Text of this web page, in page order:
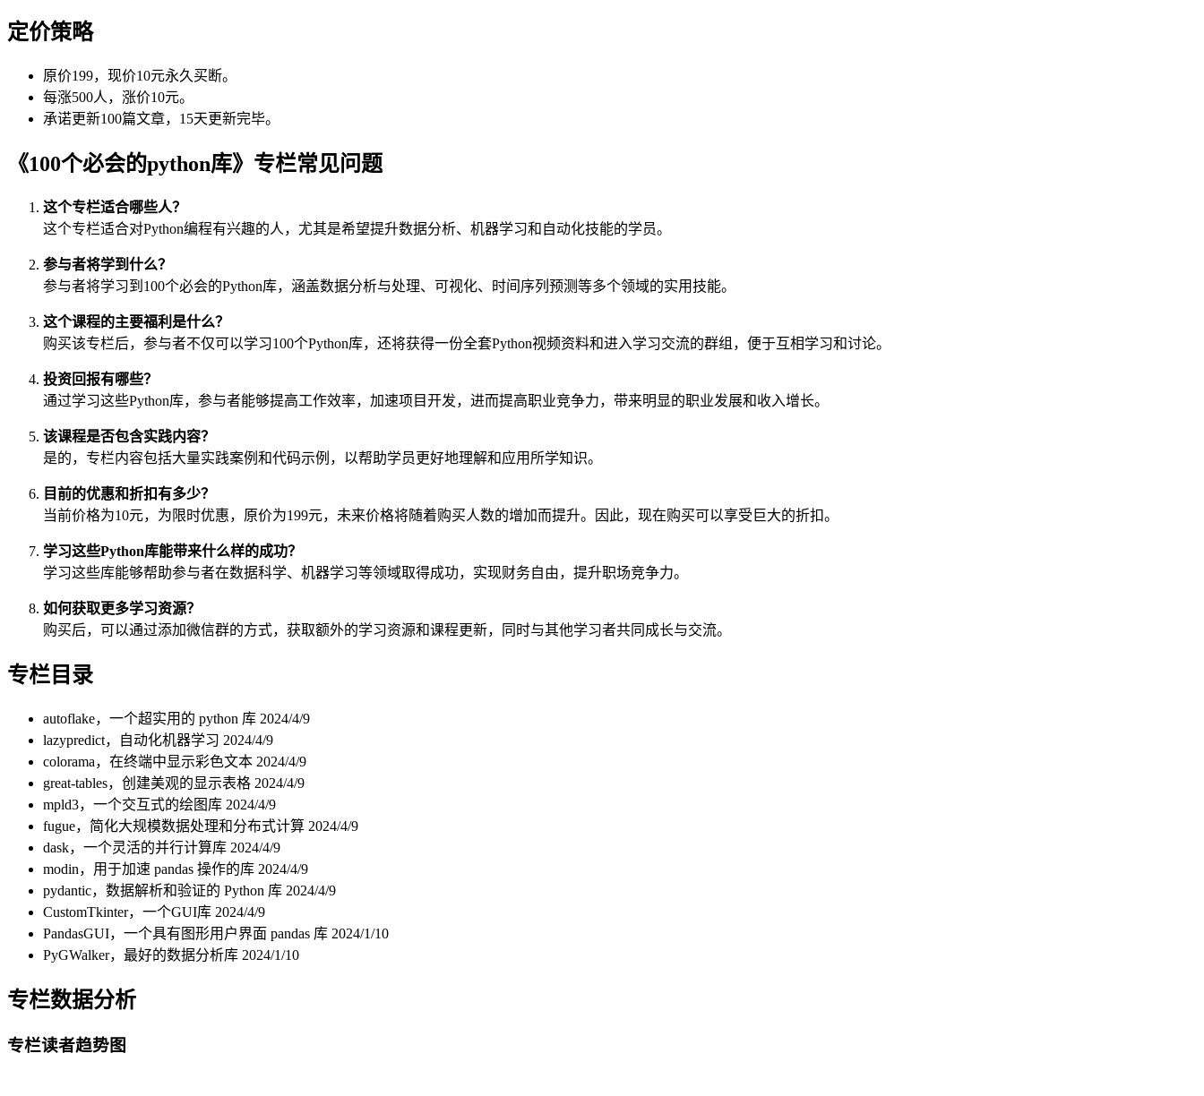
定价策略
原价199，现价10元永久买断。
每涨500人，涨价10元。
承诺更新100篇文章，15天更新完毕。
《100个必会的python库》专栏常见问题
这个专栏适合哪些人？
这个专栏适合对Python编程有兴趣的人，尤其是希望提升数据分析、机器学习和自动化技能的学员。
参与者将学到什么？
参与者将学习到100个必会的Python库，涵盖数据分析与处理、可视化、时间序列预测等多个领域的实用技能。
这个课程的主要福利是什么？
购买该专栏后，参与者不仅可以学习100个Python库，还将获得一份全套Python视频资料和进入学习交流的群组，便于互相学习和讨论。
投资回报有哪些？
通过学习这些Python库，参与者能够提高工作效率，加速项目开发，进而提高职业竞争力，带来明显的职业发展和收入增长。
该课程是否包含实践内容？
是的，专栏内容包括大量实践案例和代码示例，以帮助学员更好地理解和应用所学知识。
目前的优惠和折扣有多少？
当前价格为10元，为限时优惠，原价为199元，未来价格将随着购买人数的增加而提升。因此，现在购买可以享受巨大的折扣。
学习这些Python库能带来什么样的成功？
学习这些库能够帮助参与者在数据科学、机器学习等领域取得成功，实现财务自由，提升职场竞争力。
如何获取更多学习资源？
购买后，可以通过添加微信群的方式，获取额外的学习资源和课程更新，同时与其他学习者共同成长与交流。
专栏目录
autoflake，一个超实用的 python 库 2024/4/9
lazypredict，自动化机器学习 2024/4/9
colorama，在终端中显示彩色文本 2024/4/9
great-tables，创建美观的显示表格 2024/4/9
mpld3，一个交互式的绘图库 2024/4/9
fugue，简化大规模数据处理和分布式计算 2024/4/9
dask，一个灵活的并行计算库 2024/4/9
modin，用于加速 pandas 操作的库 2024/4/9
pydantic，数据解析和验证的 Python 库 2024/4/9
CustomTkinter，一个GUI库 2024/4/9
PandasGUI，一个具有图形用户界面 pandas 库 2024/1/10
PyGWalker，最好的数据分析库 2024/1/10
专栏数据分析
专栏读者趋势图